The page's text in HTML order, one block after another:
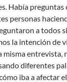
Había preguntas
personas
a todos
la intención de
misma entrevista,
diferentes
iba a afectar